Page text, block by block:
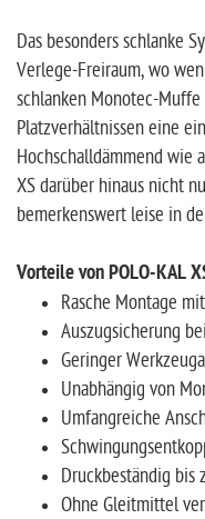
Das besonders schlanke
Verlege-Freiraum, wo
schlanken Monotec-
Platzverhältnissen eine
Hochschalldämmend wie
XS darüber hinaus nicht
bemerkenswert leise in
Vorteile von POLO-KAL
Rasche Montage
Auszugsicherung
Geringer
Unabhängig von
Umfangreiche
Druckbeständig bis
Ohne Gleitmittel